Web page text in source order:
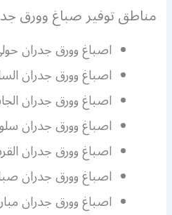
مناطق توفير صباغ وورق
اصباغ وورق جدران
اصباغ وورق جدران
اصباغ وورق جدران
اصباغ وورق جدران
اصباغ وورق جدران
اصباغ وورق جدران
اصباغ وورق جدران